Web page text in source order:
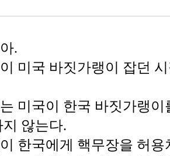
.
미국 바짓가랭이 잡던
미국이 한국 바짓가랭
지 않는다.
한국에게 핵무장을 허용